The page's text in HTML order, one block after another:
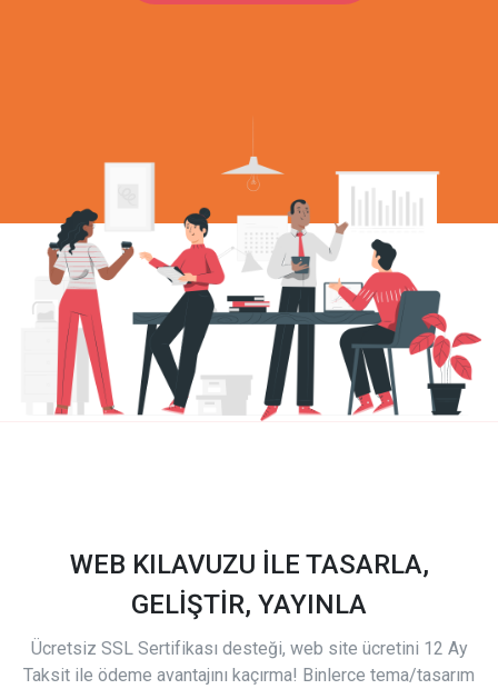
WEB KILAVUZU İLE TASARLA,
GELİŞTİR, YAYINLA
Ücretsiz SSL Sertifikası desteği, web site ücretini 12 Ay
Taksit ile ödeme avantajını kaçırma! Binlerce tema/tasarım